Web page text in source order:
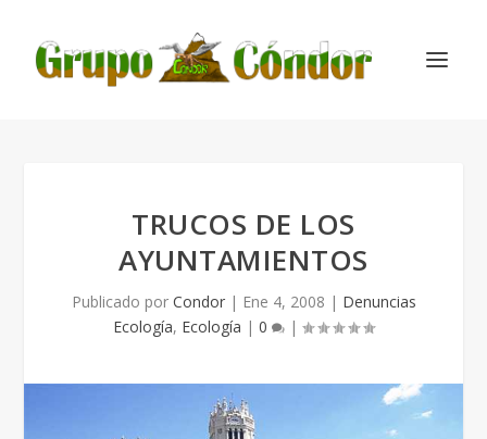
TRUCOS DE LOS
AYUNTAMIENTOS
Publicado por Condor| Ene 4, 2008 | Denuncias
Ecología, Ecología | 0 |